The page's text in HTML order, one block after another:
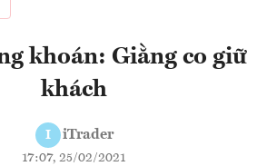
khoán: Giằng co giữ
khách
I iTrader
17:07, 25/02/2021